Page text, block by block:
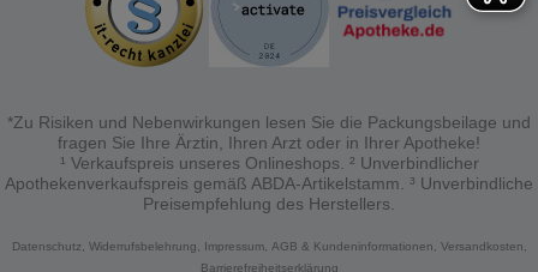
*Zu Risiken und Nebenwirkungen lesen Sie die Packungsbeilage und
fragen Sie Ihre Ärztin, Ihren Arzt oder in Ihrer Apotheke!
¹ Verkaufspreis unseres Onlineshops. ² Unverbindlicher
Apothekenverkaufspreis gemäß ABDA-Artikelstamm. ³ Unverbindliche
Preisempfehlung des Herstellers.
Datenschutz, Widerrufsbelehrung, Impressum, AGB & Kundeninformationen,
Versandkosten,
Barrierefreiheitserklärung